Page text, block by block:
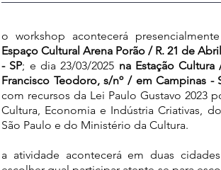
o workshop acontecerá
Espaço Cultural Arena Porão / R. 21 de
- SP; e dia 23/03/2025 na Estação
Francisco Teodoro, s/nº / em Campinas -
com recursos da Lei Paulo Gustavo 2023
Cultura, Economia e Indústria Criativas,
São Paulo e do Ministério da Cultura.
a atividade acontecerá em duas